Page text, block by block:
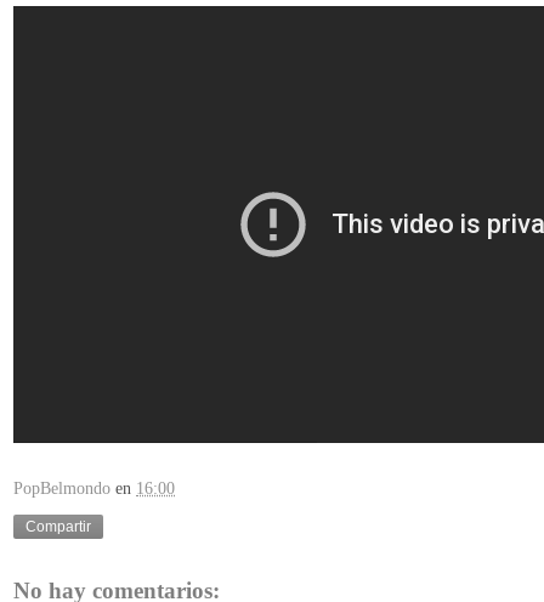
PopBelmondo en 16:00
Compartir
No hay comentarios: